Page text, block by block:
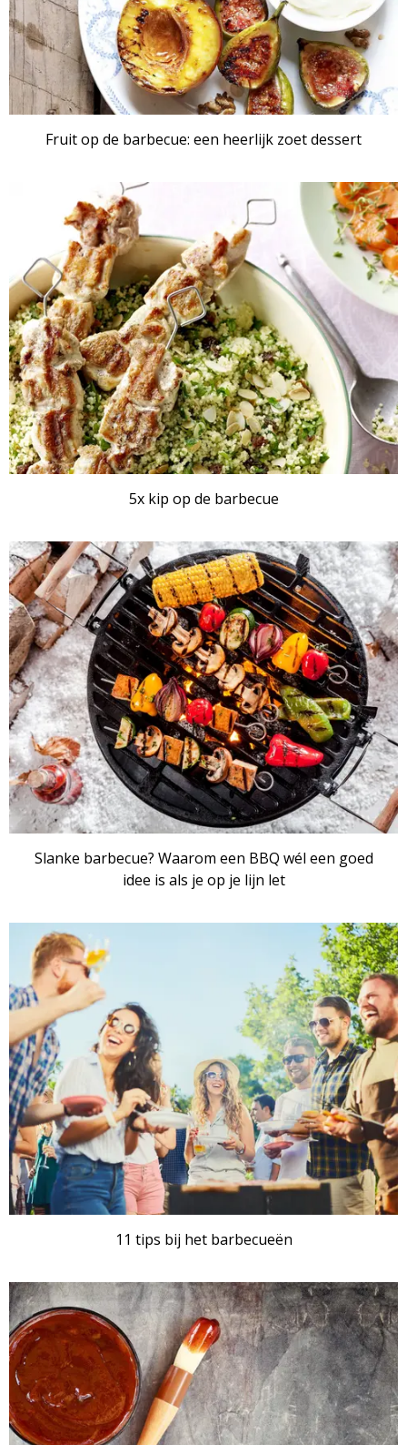
Fruit op de barbecue: een heerlijk zoet dessert
5x kip op de barbecue
Slanke barbecue? Waarom een BBQ wél een goed
idee is als je op je lijn let
11 tips bij het barbecueën